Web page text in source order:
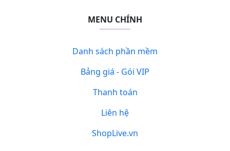
MENU CHÍNH
Danh sách phần mềm
Bảng giá - Gói VIP
Thanh toán
Liên hệ
ShopLive.vn